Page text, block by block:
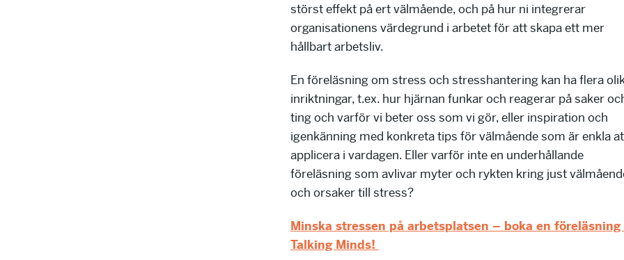
störst effekt på ert välmående, och på hur ni integrerar
organisationens värdegrund i arbetet för att skapa ett mer
hållbart arbetsliv.
En föreläsning om stress och stresshantering kan ha flera
inriktningar, t.ex. hur hjärnan funkar och reagerar på saker
ting och varför vi beter oss som vi gör, eller inspiration och
igenkänning med konkreta tips för välmående som är enkla
applicera i vardagen. Eller varför inte en underhållande
föreläsning som avlivar myter och rykten kring just
och orsaker till stress?
Minska stressen på arbetsplatsen – boka en föreläsning
Talking Minds!